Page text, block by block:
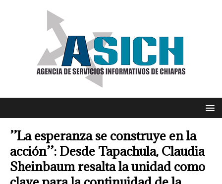
’’La esperanza se construye en la
acción’’: Desde Tapachula, Claudia
Sheinbaum resalta la unidad como